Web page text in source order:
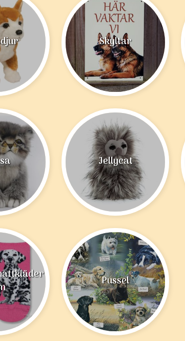
Skyltar
Jellycat
Pussel